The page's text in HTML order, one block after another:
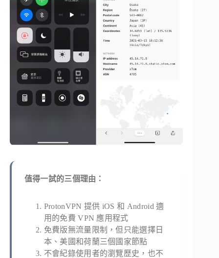
值得一試的三個理由：
ProtonVPN 提供 iOS 和 Android 適
用的免費 VPN 應用程式
免費版無流量限制，但只能選擇日
本、美國和荷蘭三個國家節點
不會紀錄使用者的瀏覽歷史，也不